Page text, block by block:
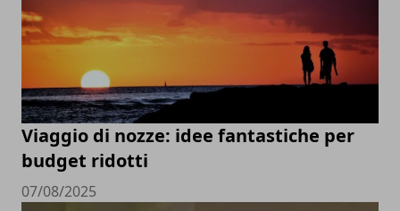
Viaggio di nozze: idee fantastiche per
budget ridotti
07/08/2025